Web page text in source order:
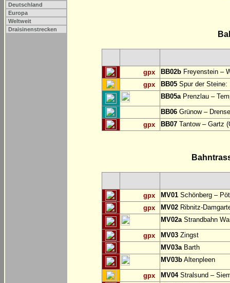
Deutschland
Europa
Weltweit
Draisinenstrecken
gpx BB02b Freyenstein –
gpx
BB05 Spur der Steine:
BB05aPrenzlau –
BB06 Grünow –
gpx
BB07 Tantow – Gartz
gpx MV01 Schönberg –
gpx
MV02 Ribnitz-
MV02aStrandbahn
gpx MV03 Zingst
MV03aBarth
MV03b Altenpleen
gpx MV04Stralsund –